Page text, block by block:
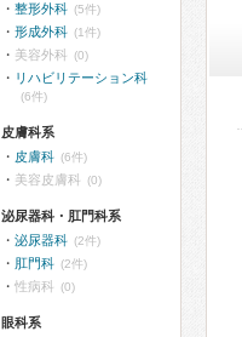
整形外科 (5件)
形成外科 (1件)
美容外科 (0)
リハビリテーション科
(6件)
皮膚科系
皮膚科 (6件)
美容皮膚科 (0)
泌尿器科・肛門科系
泌尿器科 (2件)
肛門科 (2件)
性病科 (0)
眼科系